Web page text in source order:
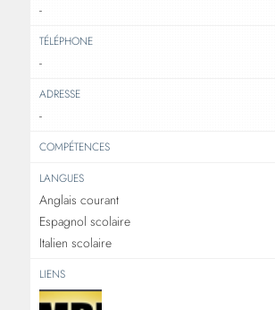
-
TÉLÉPHONE
-
ADRESSE
-
COMPÉTENCES
LANGUES
Anglais courant
Espagnol scolaire
Italien scolaire
LIENS